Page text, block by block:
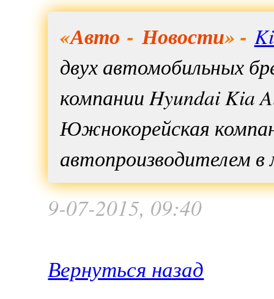
«Авто -Новости» -
двух автомобильных
компании Hyundai Kia
Южнокорейская
автопроизводителем в
9-07-2015, 09:40
Вернуться назад